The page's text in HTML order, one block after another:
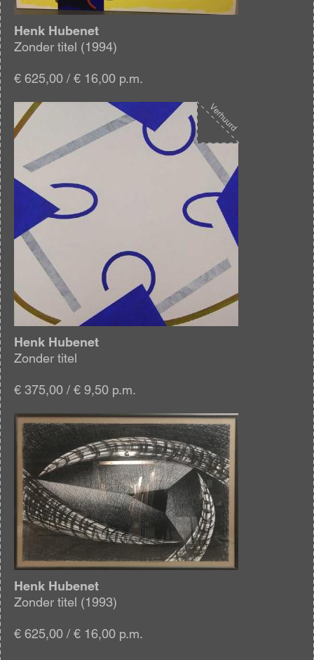
Henk Hubenet
Zonder titel (1994)
€ 625,00 / € 16,00 p.m.
Afbeelding
Henk Hubenet
Zonder titel
€ 375,00 / € 9,50 p.m.
Afbeelding
Henk Hubenet
Zonder titel (1993)
€ 625,00 / € 16,00 p.m.